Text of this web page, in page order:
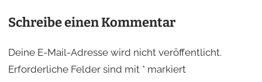
Schreibe einen Kommentar
Deine E-Mail-Adresse wird nicht veröffentlicht.
Erforderliche Felder sind mit *markiert